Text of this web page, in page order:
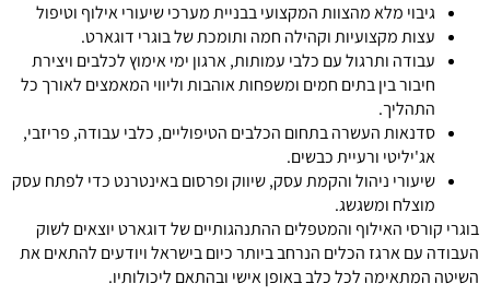
גיבוי מלא מהצוות המקצועי בבניית מערכי שיעורי אילוף וטיפול
עצות מקצועיות וקהילה חמה ותומכת של בוגרי דוגארט.
עבודה ותרגול עם כלבי עמותות, ארגון ימי אימוץ לכלבים ויצירת
חיבור בין בתים חמים ומשפחות אוהבות וליווי המאמצים לאורך כל
התהליך.
סדנאות העשרה בתחום הכלבים הטיפוליים, כלבי עבודה, פריזבי,
אג'יליטי ורעיית כבשים.
שיעורי ניהול והקמת עסק, שיווק ופרסום באינטרנט כדי לפתח עסק
מוצלח ומשגשג.
בוגרי קורסי האילוף והמטפלים ההתנהגותיים של דוגארט יוצאים לשוק
העבודה עם ארגז הכלים הנרחב ביותר כיום בישראל ויודעים להתאים את
השיטה המתאימה לכל כלב באופן אישי ובהתאם ליכולותיו.